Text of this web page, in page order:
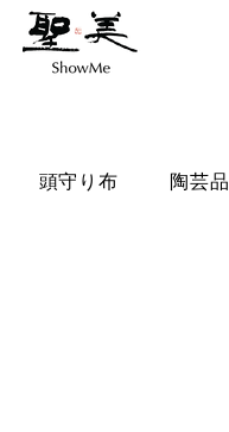
頭守り布 陶芸品